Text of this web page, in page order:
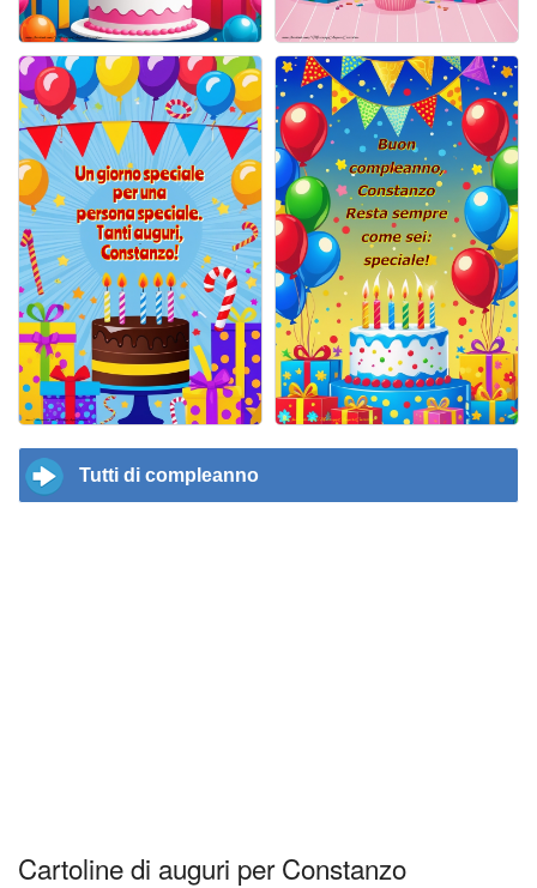
Tutti di compleanno
Cartoline di auguri per Constanzo